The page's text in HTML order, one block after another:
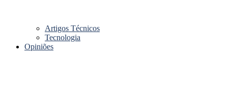
Artigos Técnicos
Tecnologia
Opiniões